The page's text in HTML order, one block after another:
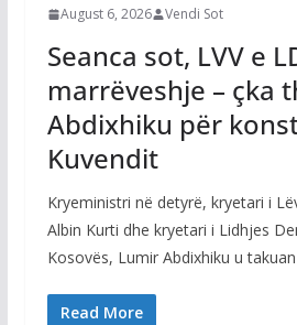
August 6, 2026 Vendi Sot
Seanca sot, LVV e
marrëveshje – çka
Abdixhiku për
Kuvendit
Kryeministri në detyrë, kryetari i
Albin Kurti dhe kryetari i Lidhjes
Kosovës, Lumir Abdixhiku u takuan
Read More